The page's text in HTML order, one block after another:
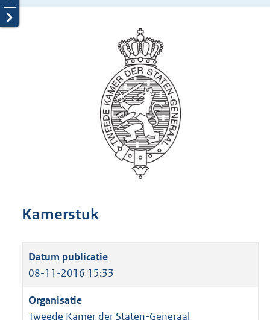
Kamerstuk
08-11-2016 15:33
Tweede Kamer der Staten-Generaal